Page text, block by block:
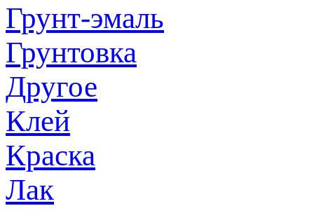
Грунт-эмаль
Грунтовка
Другое
Клей
Краска
Лак